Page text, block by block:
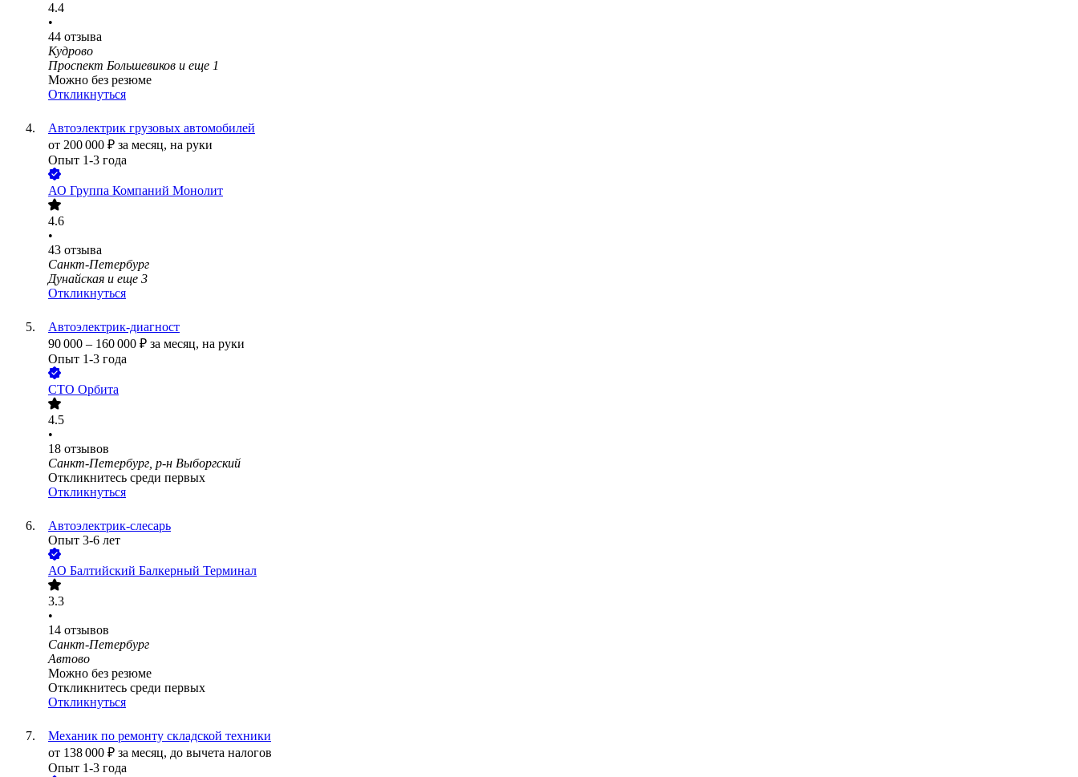
4.4
•
44 отзыва
Кудрово
Проспект Большевиков и еще 1
Можно без резюме
Откликнуться
Автоэлектрик грузовых автомобилей
от 200 000 ₽ за месяц, на руки
Опыт 1-3 года
АО Группа Компаний Монолит
4.6
•
43 отзыва
Санкт-Петербург
Дунайская и еще 3
Откликнуться
Автоэлектрик-диагност
90 000 – 160 000 ₽ за месяц, на руки
Опыт 1-3 года
СТО Орбита
4.5
•
18 отзывов
Санкт-Петербург, р-н Выборгский
Откликнитесь среди первых
Откликнуться
Автоэлектрик-слесарь
Опыт 3-6 лет
АО Балтийский Балкерный Терминал
3.3
•
14 отзывов
Санкт-Петербург
Автово
Можно без резюме
Откликнитесь среди первых
Откликнуться
Механик по ремонту складской техники
от 138 000 ₽ за месяц, до вычета налогов
Опыт 1-3 года